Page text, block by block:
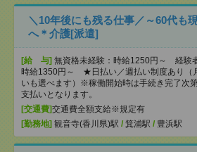
＼10年後にも残る仕事／～60代も
へ＊介護[派遣]
[給 与] 無資格未経験：時給1250円～ 経験
時給1350円～ ★日払い／週払い制度あり（
いも選べます）※稼働開始時は手続き完了次
支払いとなります。
[交通費]交通費全額支給※規定有
[勤務地] 観音寺(香川県)駅 / 箕浦駅 / 豊浜駅